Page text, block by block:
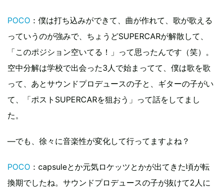
POCO ：僕は打ち込みができて、曲が作れて、歌が歌える
っていうのが強みで、ちょうどSUPERCARが解散して、
「このポジション空いてる！」って思ったんです（笑）。
空中分解は学校で出会った3人で始まってて、僕は歌を歌
って、あとサウンドプロデュースの子と、ギターの子がい
て、「ポストSUPERCARを狙おう」って話をしてまし
た。
―でも、徐々に音楽性が変化して行ってますよね？
POCO ：capsuleとか元気ロケッツとかが出てきた頃が転
換期でしたね。サウンドプロデュースの子が抜けて2人に